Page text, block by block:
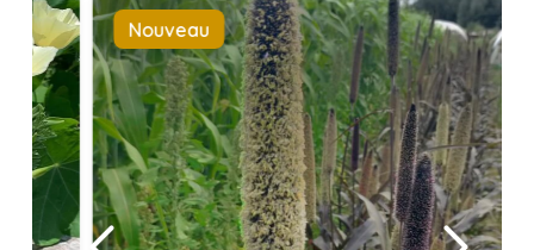
AVEZ-VOUS BESOIN DE ...
> Voir toutes les semences potagères <
Nouveau